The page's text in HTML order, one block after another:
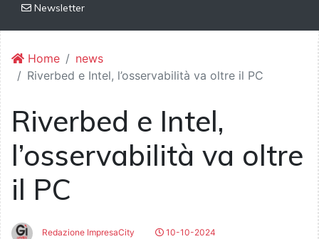
Newsletter
Home
news
Riverbed e Intel, l’osservabilità va oltre il PC
Riverbed e Intel,
l’osservabilità va oltre
il PC
Redazione ImpresaCity
10-10-2024